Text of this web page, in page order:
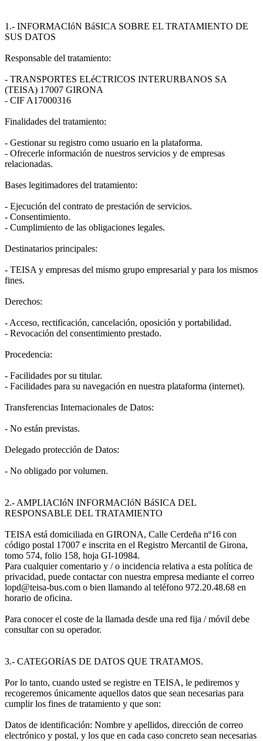
1.- INFORMACIóN BáSICA SOBRE EL TRATAMIENTO DE
SUS DATOS
Responsable del tratamiento:
- TRANSPORTES ELéCTRICOS INTERURBANOS SA
(TEISA) 17007 GIRONA
- CIF A17000316
Finalidades del tratamiento:
- Gestionar su registro como usuario en la plataforma.
- Ofrecerle información de nuestros servicios y de empresas
relacionadas.
Bases legitimadores del tratamiento:
- Ejecución del contrato de prestación de servicios.
- Consentimiento.
- Cumplimiento de las obligaciones legales.
Destinatarios principales:
- TEISA y empresas del mismo grupo empresarial y para los mismos
fines.
Derechos:
- Acceso, rectificación, cancelación, oposición y portabilidad.
- Revocación del consentimiento prestado.
Procedencia:
- Facilidades por su titular.
- Facilidades para su navegación en nuestra plataforma (internet).
Transferencias Internacionales de Datos:
- No están previstas.
Delegado protección de Datos:
- No obligado por volumen.
2.- AMPLIACIóN INFORMACIóN BáSICA DEL
RESPONSABLE DEL TRATAMIENTO
TEISA está domiciliada en GIRONA, Calle Cerdeña nº16 con
código postal 17007 e inscrita en el Registro Mercantil de Girona,
tomo 574, folio 158, hoja GI-10984.
Para cualquier comentario y / o incidencia relativa a esta política de
privacidad, puede contactar con nuestra empresa mediante el correo
lopd@teisa-bus.com o bien llamando al teléfono 972.20.48.68 en
horario de oficina.
Para conocer el coste de la llamada desde una red fija / móvil debe
consultar con su operador.
3.- CATEGORíAS DE DATOS QUE TRATAMOS.
Por lo tanto, cuando usted se registre en TEISA, le pediremos y
recogeremos únicamente aquellos datos que sean necesarias para
cumplir los fines de tratamiento y que son:
Datos de identificación: Nombre y apellidos, dirección de correo
electrónico y postal, y los que en cada caso concreto sean necesarias